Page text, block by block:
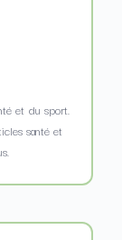
et du sport.
santé et